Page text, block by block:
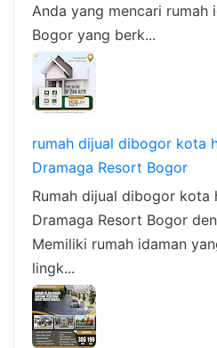
Anda yang mencari rumah
Bogor yang berk...
rumah dijual dibogor kota
Dramaga Resort Bogor
Rumah dijual dibogor kota
Dramaga Resort Bogor
Memiliki rumah idaman
lingk...